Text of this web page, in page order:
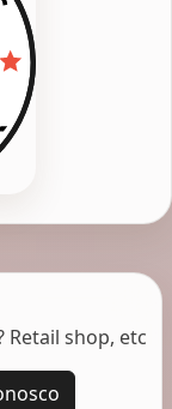
Retail shop, etc